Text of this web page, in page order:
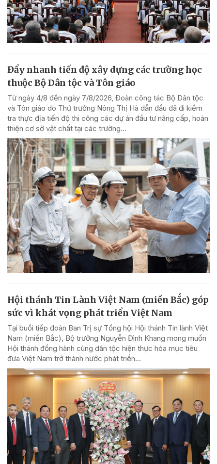
Đẩy nhanh tiến độ xây dựng các trường học
thuộc Bộ Dân tộc và Tôn giáo
Từ ngày 4/8 đến ngày 7/8/2026, Đoàn công tác Bộ Dân tộc
và Tôn giáo do Thứ trưởng Nông Thị Hà dẫn đầu đã đi kiểm
tra thực địa tiến độ thi công các dự án đầu tư nâng cấp, hoàn
thiện cơ sở vật chất tại các trường...
Hội thánh Tin Lành Việt Nam (miền Bắc) góp
sức vì khát vọng phát triển Việt Nam
Tại buổi tiếp đoàn Ban Trị sự Tổng hội Hội thánh Tin lành Việt
Nam (miền Bắc), Bộ trưởng Nguyễn Đình Khang mong muốn
Hội thánh đồng hành cùng dân tộc hiện thực hóa mục tiêu
đưa Việt Nam trở thành nước phát triển...